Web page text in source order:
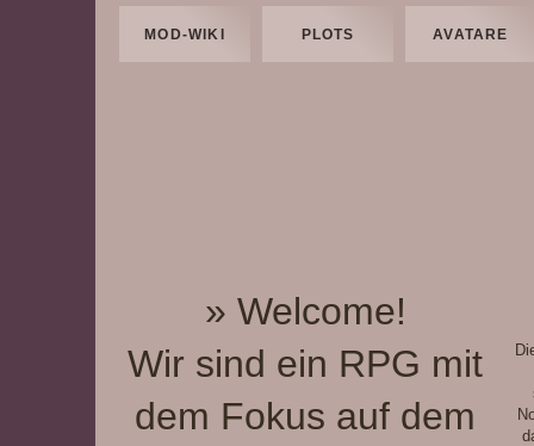
MOD-WIKI PLOTS AVATARE
» Welcome!
Wir sind ein RPG mit
dem Fokus auf dem